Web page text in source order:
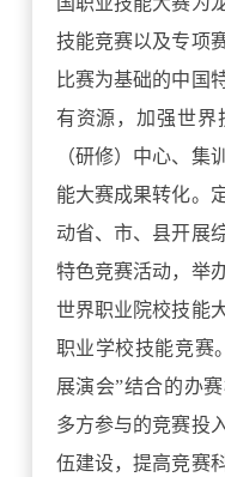
技能竞赛以及专项
比赛为基础的中国
有资源，加强世
（研修）中心、集
能大赛成果转化。
动省、市、县开展
特色竞赛活动，举
世界职业院校技能
职业学校技能竞赛
展演会”结合的办
多方参与的竞赛投
伍建设，提高竞赛